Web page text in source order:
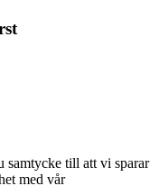
samtycke till att vi sparar
med vår